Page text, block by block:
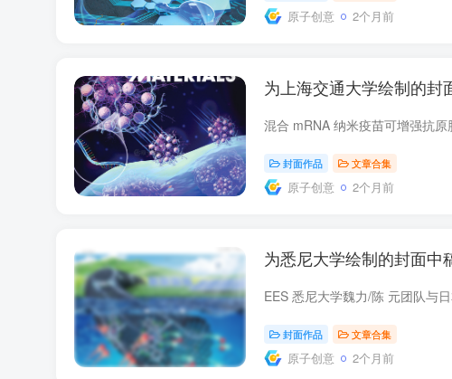
原子创意 2个月前
为上海交通大学绘制的封
封面作品 文章合集
原子创意 2个月前
为悉尼大学绘制的封面中
封面作品 文章合集
原子创意 2个月前